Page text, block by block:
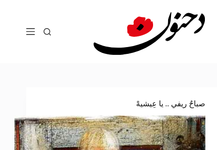
المحتوى
صباحٌ ريفي .. يا عِيشيهْ